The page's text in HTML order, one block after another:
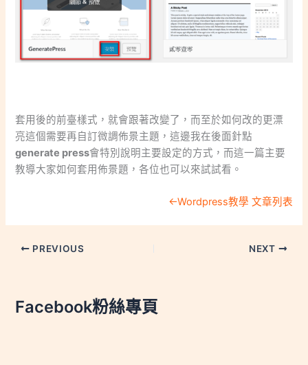
套用後的前臺樣式，就會跟著改變了，而至於如何改的更漂
亮這個需要再自訂微調佈景主題，這邊我在後面針點
generate press會特別說明主要設定的方式，而這一篇主要
教導大家如何套用佈景題，各位也可以來試試看。
←Wordpress教學 文章列表
PREVIOUS NEXT
Facebook粉絲專頁